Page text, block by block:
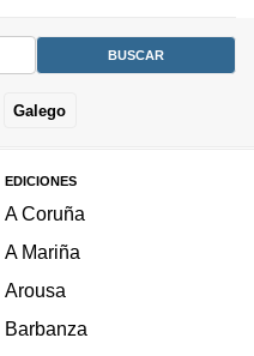
Galego
EDICIONES
A Coruña
A Mariña
Arousa
Barbanza